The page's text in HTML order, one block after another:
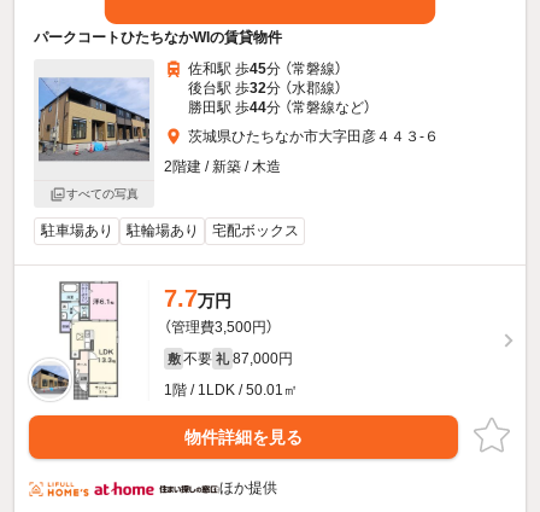
パークコートひたちなかWIの賃貸物件
すべての写真
佐和駅 歩45分 （常磐線）
後台駅 歩32分 （水郡線）
勝田駅 歩44分 （常磐線など）
茨城県ひたちなか市大字田彦４４３-６
2階建 / 新築 / 木造
駐車場あり 駐輪場あり 宅配ボックス
7.7万円
（管理費3,500円）
敷 不要 礼 87,000円
1階 / 1LDK / 50.01㎡
物件詳細を見る
ほか提供